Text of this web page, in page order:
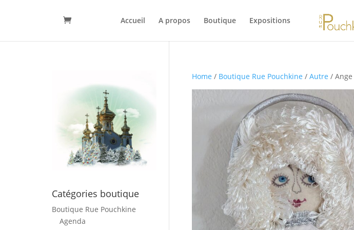
Accueil A propos Boutique Expositions
Home / Boutique Rue Pouchkine / Autre /
Catégories boutique
Boutique Rue Pouchkine
Agenda